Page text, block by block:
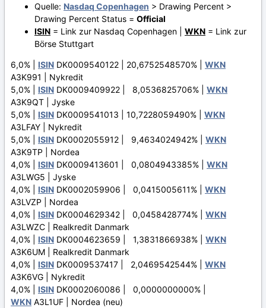
Quelle: Nasdaq Copenhagen > Drawing Percent >
Drawing Percent Status = Official
ISIN = Link zur Nasdaq Copenhagen | WKN = Link zur
Börse Stuttgart
6,0% | ISIN DK0009540122 | 20,6752548570% | WKN
A3K991 | Nykredit
5,0% | ISIN DK0009409922 | 8,0536825706% | WKN
A3K9QT | Jyske
5,0% | ISIN DK0009541013 | 10,7228059490% | WKN
A3LFAY | Nykredit
5,0% | ISIN DK0002055912 | 9,4634024942% | WKN
A3K9TP | Nordea
4,0% | ISIN DK0009413601 | 0,0804943385% | WKN
A3LWG5 | Jyske
4,0% | ISIN DK0002059906 | 0,0415005611% | WKN
A3LVZP | Nordea
4,0% | ISIN DK0004629342 | 0,0458428774% | WKN
A3LWZC | Realkredit Danmark
4,0% | ISIN DK0004623659 | 1,3831866938% | WKN
A3K6UM | Realkredit Danmark
4,0% | ISIN DK0009537417 | 2,0469542544% | WKN
A3K6VG | Nykredit
4,0% | ISIN DK0002060086 | 0,0000000000% |
WKN A3L1UF | Nordea (neu)